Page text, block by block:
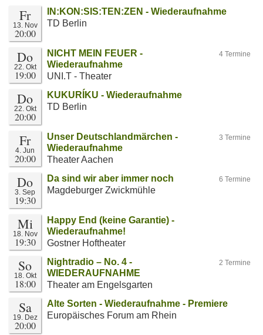
Fr
13. Nov
20:00
IN:KON:SIS:TEN:ZEN - Wiederaufnahme
TD Berlin
Do
22. Okt
19:00
4 Termine
NICHT MEIN FEUER -
Wiederaufnahme
UNI.T - Theater
Do
22. Okt
20:00
KUKURÍKU - Wiederaufnahme
TD Berlin
Fr
4. Jun
20:00
3 Termine
Unser Deutschlandmärchen -
Wiederaufnahme
Theater Aachen
Do
3. Sep
19:30
6 Termine
Da sind wir aber immer noch
Magdeburger Zwickmühle
Mi
18. Nov
19:30
Happy End (keine Garantie) -
Wiederaufnahme!
Gostner Hoftheater
So
18. Okt
18:00
2 Termine
Nightradio – No. 4 -
WIEDERAUFNAHME
Theater am Engelsgarten
Sa
19. Dez
20:00
Alte Sorten - Wiederaufnahme - Premiere
Europäisches Forum am Rhein